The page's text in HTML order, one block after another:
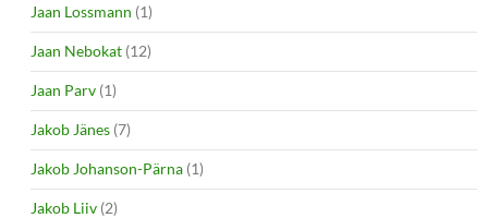
Jaan Lossmann (1)
Jaan Nebokat (12)
Jaan Parv (1)
Jakob Jänes (7)
Jakob Johanson-Pärna (1)
Jakob Liiv (2)